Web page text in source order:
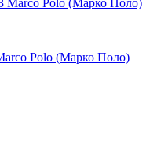
Polo (Марко Поло)